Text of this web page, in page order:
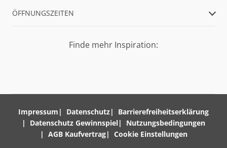
ÖFFNUNGSZEITEN
Finde mehr Inspiration:
Impressum Datenschutz
Barrierefreiheitserklärung
Datenschutz Gewinnspiel
Nutzungsbedingungen
AGB Kaufvertrag
Cookie Einstellungen